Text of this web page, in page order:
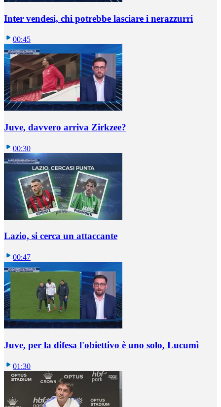
Inter vendesi, chi potrebbe lasciare i nerazzurri
00:45
Juve, davvero arriva Zirkzee?
00:30
Lazio, si cerca un attaccante
00:47
Juve, per la difesa l'obiettivo è uno solo, Lucumì
01:30